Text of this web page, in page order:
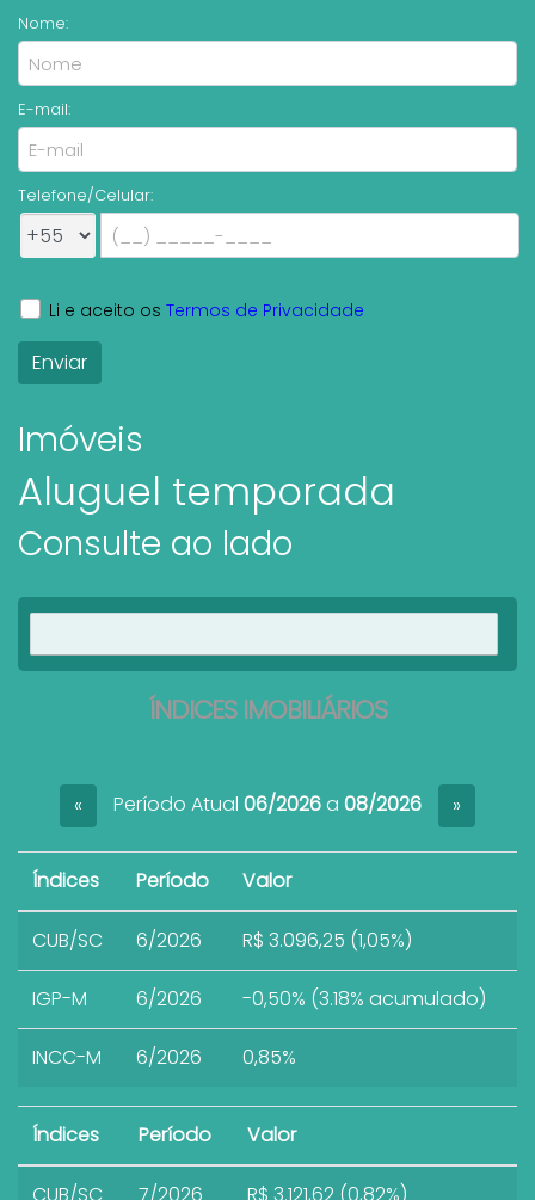
Nome:
E-mail:
Telefone/Celular:
Li e aceito os Termos de Privacidade
Imóveis
Aluguel temporada
Consulte ao lado
ÍNDICES IMOBILIÁRIOS
« Período Atual 06/2026a 08/2026 »
Índices Período Valor
CUB/SC 6/2026 R$ 3.096,25 (1,05%)
IGP-M 6/2026 -0,50% (3.18% acumulado)
INCC-M 6/2026 0,85%
Índices Período Valor
CUB/SC 7/2026 R$ 3.121,62 (0,82%)